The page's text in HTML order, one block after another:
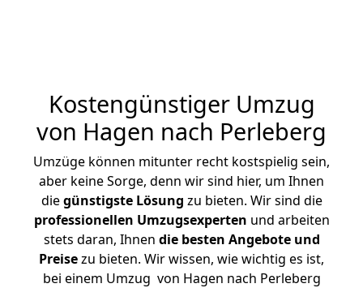
Kostengünstiger Umzug
von Hagen nach Perleberg
Umzüge können mitunter recht kostspielig sein,
aber keine Sorge, denn wir sind hier, um Ihnen
diegünstigste Lösung zu bieten. Wir sind die
professionellen Umzugsexperten und arbeiten
stets daran, Ihnen die besten Angebote und
Preisezu bieten. Wir wissen, wie wichtig es ist,
bei einem Umzug von Hagen nach Perleberg